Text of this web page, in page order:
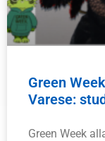
Green
Varese:
Green Week